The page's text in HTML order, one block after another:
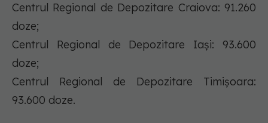
Centrul Regional de Depozitare Craiova: 91.260
doze;
Centrul Regional de Depozitare Iași: 93.600
doze;
Centrul Regional de Depozitare Timișoara:
93.600 doze.